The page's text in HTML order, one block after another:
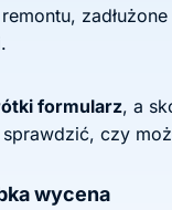
formularz, a
sprawdzić, czy
wycena